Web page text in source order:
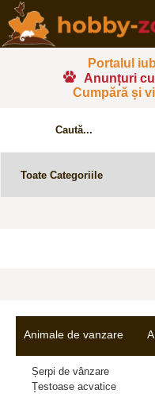
Portalul
Anunțuri
Cumpără și
Animale de vanzare
Șerpi de vânzare
Țestoase acvatice